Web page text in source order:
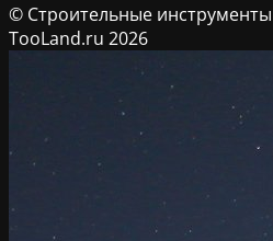
© Строительные
TooLand.ru 2026